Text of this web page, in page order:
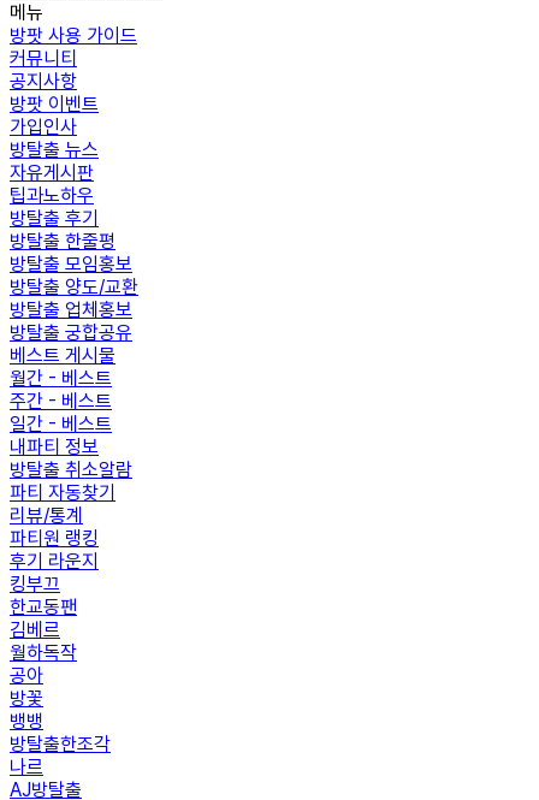
메뉴
방팟 사용 가이드
커뮤니티
공지사항
방팟 이벤트
가입인사
방탈출 뉴스
자유게시판
팁과노하우
방탈출 후기
방탈출 한줄평
방탈출 모임홍보
방탈출 양도/교환
방탈출 업체홍보
방탈출 궁합공유
베스트 게시물
월간 - 베스트
주간 - 베스트
일간 - 베스트
내파티 정보
방탈출 취소알람
파티 자동찾기
리뷰/통계
파티원 랭킹
후기 라운지
킹부끄
한교동팬
김베르
월하독작
공아
방꽃
뱅뱅
방탈출한조각
나르
AJ방탈출